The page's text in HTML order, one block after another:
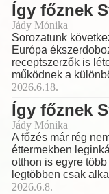
Így főznek
Jády Mónika
Sorozatunk
Európa
receptszerzők is
működnek a
2026.6.18.
Így főznek
Jády Mónika
A főzés már rég
éttermekben
otthon is egyre
legtöbben csak
2026.6.8.